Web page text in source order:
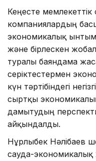
Кеңесте
компаниялардың
экономикалық
және бірлескен
туралы баяндама
серіктестермен
күн тәртібіндегі
сыртқы
дамытудың
айқындалды.
Нұрлыбек Нәлібаев
сауда-